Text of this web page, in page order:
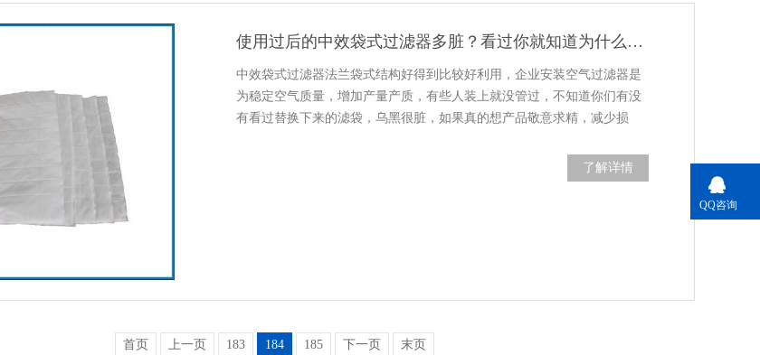
使用过后的中效袋式过滤器多脏？看过你就知道为什么要定期替换
中效袋式过滤器法兰袋式结构好得到比较好利用，企业安装空气过滤器是
为稳定空气质量，增加产量产质，有些人装上就没管过，不知道你们有没
有看过替换下来的滤袋，乌黑很脏，如果真的想产品敬意求精，减少损
了解详情
首页 上一页 183 184 185 下一页 末页
QQ咨询